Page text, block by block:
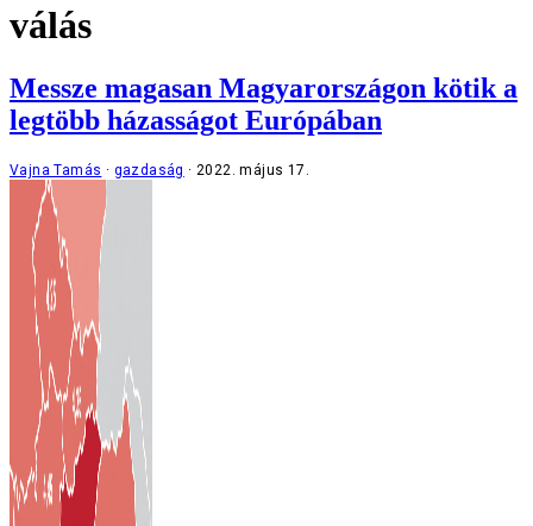
válás
Messze magasan Magyarországon kötik a
legtöbb házasságot Európában
Vajna Tamás gazdaság 2022. május 17.